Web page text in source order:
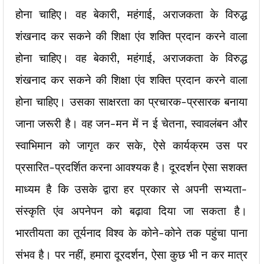
होना चाहिए। वह बेकारी, महंगाई, अराजकता के विरुद्ध
शंखनाद कर सकने की शिक्षा एंव शक्ति प्रदान करने वाला
होना चाहिए। वह बेकारी, महंगाई, अराजकता के विरुद्ध
शंखनाद कर सकने की शिक्षा एंव शक्ति प्रदान करने वाला
होना चाहिए। उसका साक्षरता का प्रचारक-प्रसारक बनाया
जाना जरूरी है। वह जन-मन में न ई चेतना, स्वावलंबन और
स्वाभिमान को जागृत कर सके, ऐसे कार्यक्रम उस पर
प्रसारित-प्रदर्शित करना आवश्यक है। दूरदर्शन ऐसा सशक्त
माध्यम है कि उसके द्वारा हर प्रकार से अपनी सभ्यता-
संस्कृति एंव अपनेपन को बढ़ावा दिया जा सकता है।
भारतीयता का तूर्यनाद विश्व के कोने-कोने तक पहुंचा पाना
संभव है। पर नहीं, हमारा दूरदर्शन, ऐसा कुछ भी न कर मात्र